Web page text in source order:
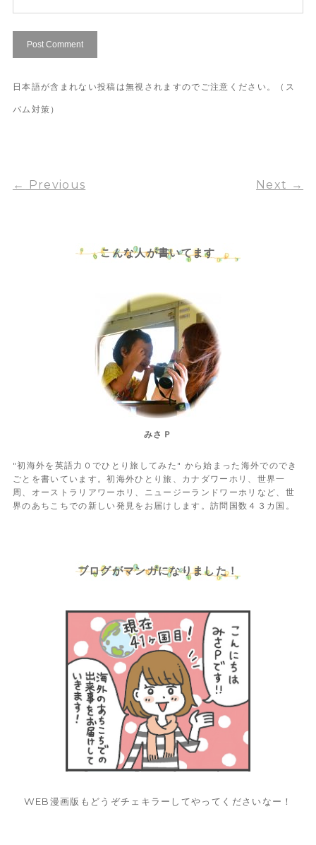
日本語が含まれない投稿は無視されますのでご注意ください。（ス
パム対策）
← Previous Next →
こんな人が書いてます
みさＰ
"初海外を英語力０でひとり旅してみた" から始まった海外でのでき
ごとを書いています。初海外ひとり旅、カナダワーホリ、世界一
周、オーストラリアワーホリ、ニュージーランドワーホリなど、世
界のあちこちでの新しい発見をお届けします。訪問国数４３カ国。
ブログがマンガになりました！
WEB漫画版もどうぞチェキラーしてやってくださいなー！